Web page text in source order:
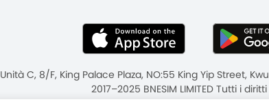
Unità C, 8/F, King Palace Plaza, NO:55 King Yip Street,
2017–2025 BNESIM LIMITED Tutti i